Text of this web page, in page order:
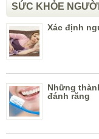
SỨC KHỎE
Xác định
Những
đánh răng